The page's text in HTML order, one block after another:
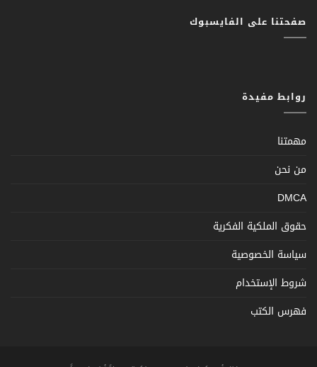
صفحتنا على الفايسبوك
روابط مفيدة
مهمتنا
من نحن
DMCA
حقوق الملكية الفكرية
سياسة الخصوصية
شروط الإستخدام
فهرس الكتب